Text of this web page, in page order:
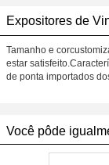
Expositores de
Tamanho e
estar
de ponta importados
Você pôde